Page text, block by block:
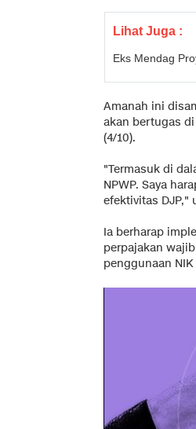
Lihat Juga :
Eks Mendag
Amanah ini
akan bertugas di
(4/10).
"Termasuk di
NPWP. Saya
efektivitas DJP,"
Ia berharap
perpajakan
penggunaan